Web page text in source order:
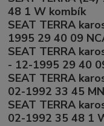
48 1 W kombík
SEAT TERRA
1995 29 40 09
SEAT TERRA
- 12-1995 29 40
SEAT TERRA
02-1992 33 45
SEAT TERRA
02-1992 35 48 1